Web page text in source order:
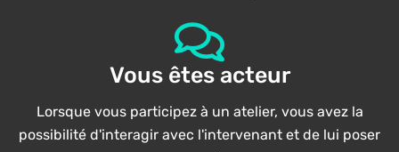
Vous êtes acteur
Lorsque vous participez à un atelier, vous avez la
possibilité d'interagir avec l'intervenant et de lui poser